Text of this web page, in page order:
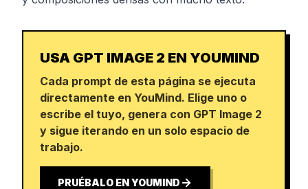
USA GPT IMAGE 2 EN YOUMIND
Cada prompt de esta página se ejecuta
directamente en YouMind. Elige uno o
escribe el tuyo, genera con GPT Image 2
y sigue iterando en un solo espacio de
trabajo.
PRUÉBALO EN YOUMIND